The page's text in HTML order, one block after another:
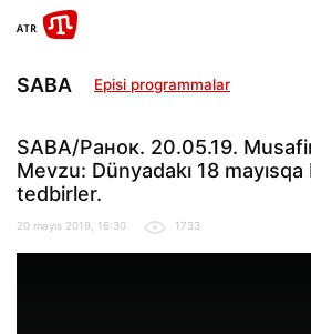
SABA Episi programmalar
SABA/Ранок. 20.05.19.
Mevzu: Dünyadakı 18 mayısqa
tedbirler.
20 mayıs 2019, 16:30 1733